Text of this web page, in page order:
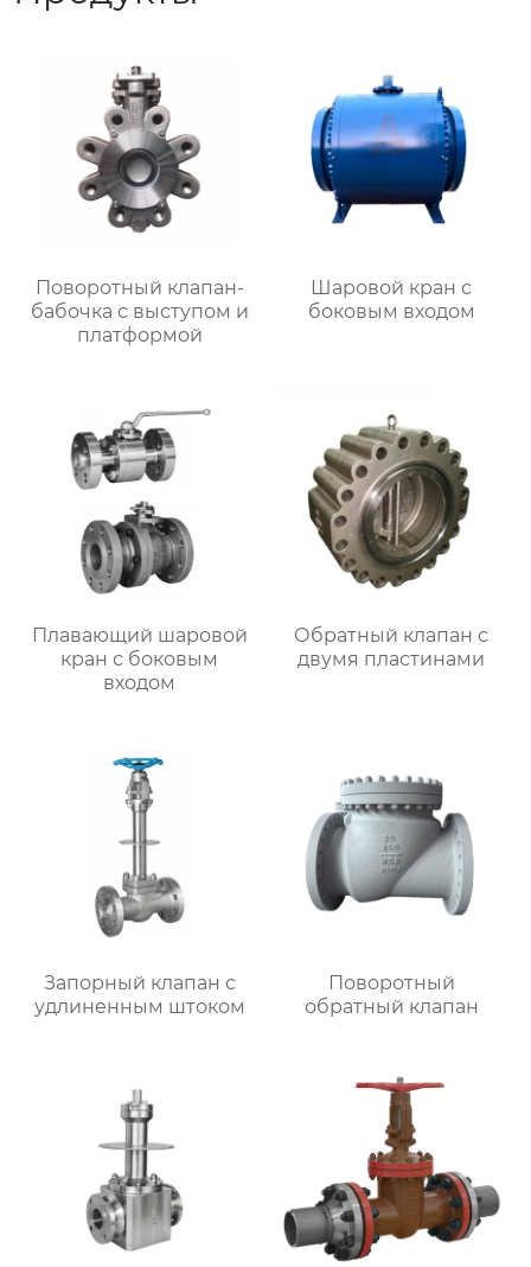
Поворотный клапан-
бабочка с выступом и
платформой
Шаровой кран с
боковым входом
Плавающий шаровой
кран с боковым
входом
Обратный клапан с
двумя пластинами
Запорный клапан с
удлиненным штоком
Поворотный
обратный клапан